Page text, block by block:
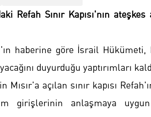
Refah Sınır Kapısı'nın
haberine göre İsrail
duyurduğu yaptırımları
açılan sınır kapısı
girişlerinin anlaşmaya